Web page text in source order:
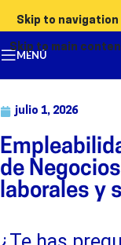
Skip to navigation
Skip to main
MENÚ
julio 1, 2026
de
laborales y